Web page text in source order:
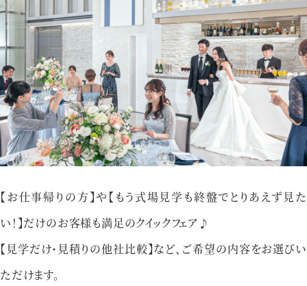
ご不明な点やご相談など、
ブライダルフェア
アクセス
ご参列の皆さまへ
プライバシーポリシー
採用情報
【お仕事帰りの方】や【もう式場見学も終盤でとりあえず見た
い！】だけのお客様も満足のクイックフェア♪
【見学だけ・見積りの他社比較】など、ご希望の内容をお選びい
ただけます。